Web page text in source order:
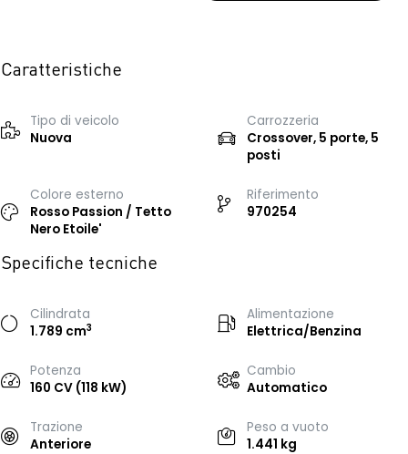
Caratteristiche
Tipo di veicolo
Nuova
Carrozzeria
Crossover, 5 porte, 5
posti
Colore esterno
Rosso Passion / Tetto
Nero Etoile'
Riferimento
970254
Specifiche tecniche
Cilindrata
1.789 cm3
Alimentazione
Elettrica/Benzina
Potenza
160 CV (118 kW)
Cambio
Automatico
Trazione
Anteriore
Peso a vuoto
1.441 kg